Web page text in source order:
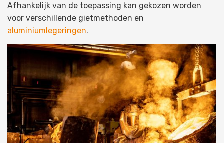
Afhankelijk van de toepassing kan gekozen worden
voor verschillende gietmethoden en
aluminiumlegeringen.